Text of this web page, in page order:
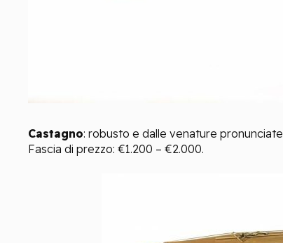
Castagno: robusto e dalle venature pronunciate
Fascia di prezzo: €1.200 – €2.000.